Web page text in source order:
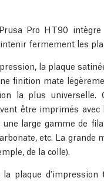
Pro HT90
fermement les
la plaque
finition mate
la plus universelle.
être imprimés
large gamme de
etc. La
de la colle).
plaque